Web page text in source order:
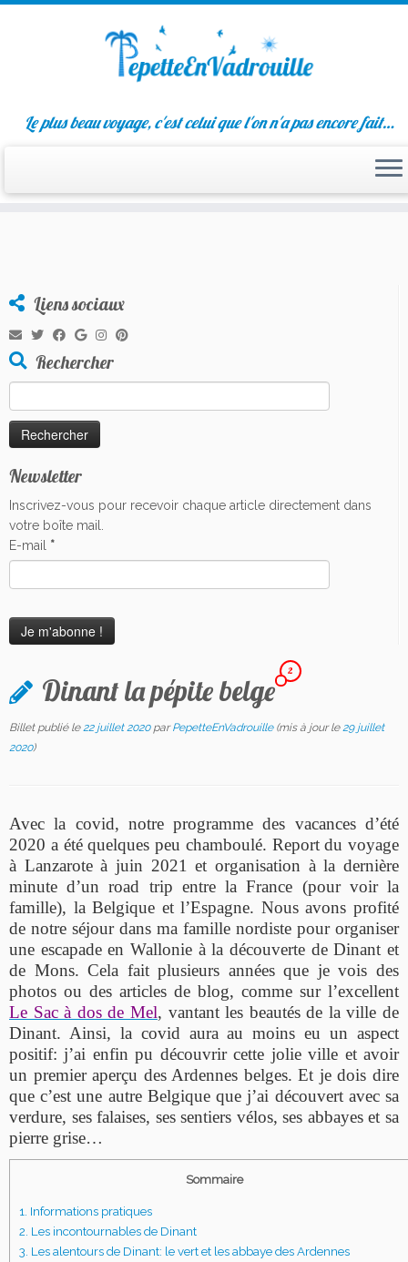
Le plus beau voyage, c'est celui que l'on n'a pas encore fait…
Liens sociaux
Rechercher
Newsletter
Inscrivez-vous pour recevoir chaque article directement dans
votre boîte mail.
E-mail *
Dinant la pépite belge
2
Billet publié le22 juillet 2020 parPepetteEnVadrouille(mis à jour le29 juillet
2020)
Avec la covid, notre programme des vacances d’été
2020 a été quelques peu chamboulé. Report du voyage
à Lanzarote à juin 2021 et organisation à la dernière
minute d’un road trip entre la France (pour voir la
famille), la Belgique et l’Espagne. Nous avons profité
de notre séjour dans ma famille nordiste pour organiser
une escapade en Wallonie à la découverte de Dinant et
de Mons. Cela fait plusieurs années que je vois des
photos ou des articles de blog, comme sur l’excellent
Le Sac à dos de Mel, vantant les beautés de la ville de
Dinant. Ainsi, la covid aura au moins eu un aspect
positif: j’ai enfin pu découvrir cette jolie ville et avoir
un premier aperçu des Ardennes belges. Et je dois dire
que c’est une autre Belgique que j’ai découvert avec sa
verdure, ses falaises, ses sentiers vélos, ses abbayes et sa
pierre grise…
Sommaire
1. Informations pratiques
2. Les incontournables de Dinant
3. Les alentours de Dinant: le vert et les abbaye des Ardennes